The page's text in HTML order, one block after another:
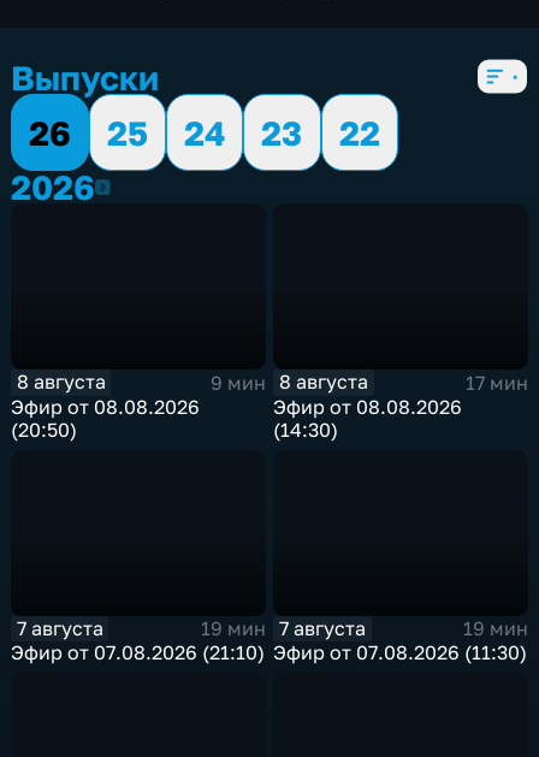
Выпуски
26
25 24 23
22
20262026
8 августа
9 мин
Эфир от 08.08.2026
(20:50)
8 августа
17 мин
Эфир от 08.08.2026
(14:30)
7 августа
19 мин
Эфир от 07.08.2026 (21:10)
7 августа
19 мин
Эфир от 07.08.2026 (11:30)